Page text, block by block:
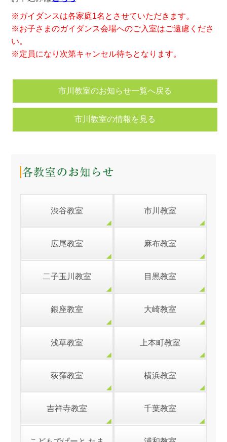
※ガイダンスは各家庭1名とさせていただきます。
※お子さまのガイダンス会場へのご入室はご遠慮くださ
い。
※定員になり次第キャンセル待ちとなります。
市川教室のお知らせ一覧へ戻る
市川教室の情報を見る
渋谷教室 市川教室
広尾教室 麻布教室
二子玉川教室 目黒教室
銀座教室 大崎教室
浅草教室 上本町教室
荻窪教室 横浜教室
吉祥寺教室 千葉教室